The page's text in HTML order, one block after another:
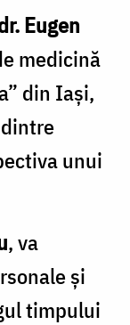
Eugen
medicină
din Iași,
unui
, va
și
timpului